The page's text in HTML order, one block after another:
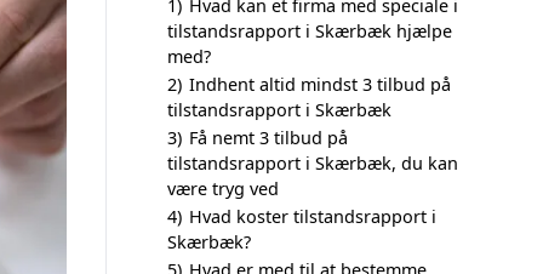
1) Hvad kan et firma med speciale i
tilstandsrapport i Skærbæk hjælpe
med?
2) Indhent altid mindst 3 tilbud på
tilstandsrapport i Skærbæk
3) Få nemt 3 tilbud på
tilstandsrapport i Skærbæk, du kan
være tryg ved
4) Hvad koster tilstandsrapport i
Skærbæk?